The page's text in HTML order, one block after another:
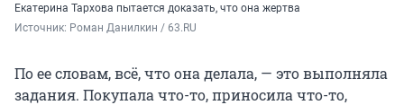
Екатерина Тархова пытается доказать, что она жертва
Источник: Роман Данилкин / 63.RU
По ее словам, всё, что она делала, — это выполняла
задания. Покупала что-то, приносила что-то,